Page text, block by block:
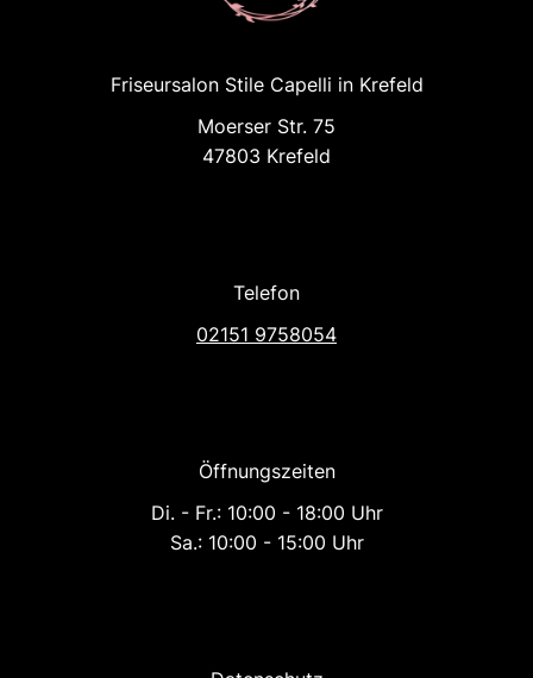
Friseursalon Stile Capelli in Krefeld
Moerser Str. 75
47803 Krefeld
Telefon
02151 9758054
Öffnungszeiten
Di. - Fr.: 10:00 - 18:00 Uhr
Sa.: 10:00 - 15:00 Uhr